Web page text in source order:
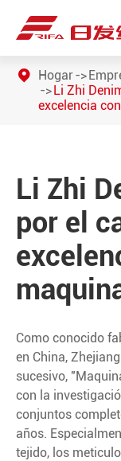
Hogar
Li Zhi
excelencia
Li Zhi
por el
Como conocido
en China,
sucesivo,
con la
conjuntos
años.
tejido, los